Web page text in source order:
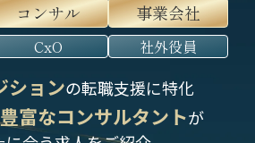
コンサル 事業会社
CxO 社外役員
ションの転職支援に特化
富なコンサルタントが